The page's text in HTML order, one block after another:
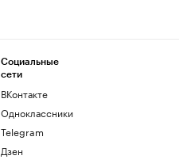
Социальные
сети
ВКонтакте
Одноклассники
Telegram
Дзен